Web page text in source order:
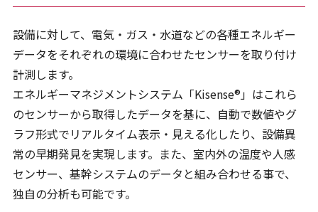
設備に対して、電気・ガス・水道などの各種エネルギー
データをそれぞれの環境に合わせたセンサーを取り付け
計測します。
エネルギーマネジメントシステム「Kisense®」はこれら
のセンサーから取得したデータを基に、自動で数値やグ
ラフ形式でリアルタイム表示・見える化したり、設備異
常の早期発見を実現します。また、室内外の温度や人感
センサー、基幹システムのデータと組み合わせる事で、
独自の分析も可能です。